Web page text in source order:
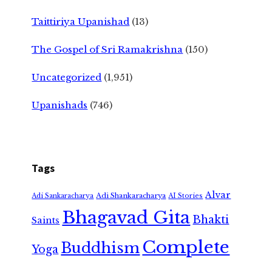
Taittiriya Upanishad (13)
The Gospel of Sri Ramakrishna (150)
Uncategorized (1,951)
Upanishads (746)
Tags
Adi Sankaracharya Adi Shankaracharya AI Stories Alvar
Saints Bhagavad GitaBhakti
Yoga Buddhism Complete